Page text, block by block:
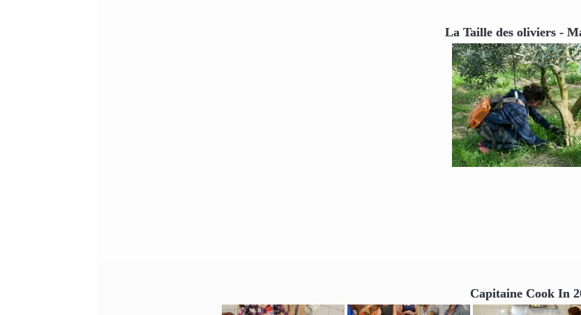
La Taille des oliviers -
Capitaine Cook In